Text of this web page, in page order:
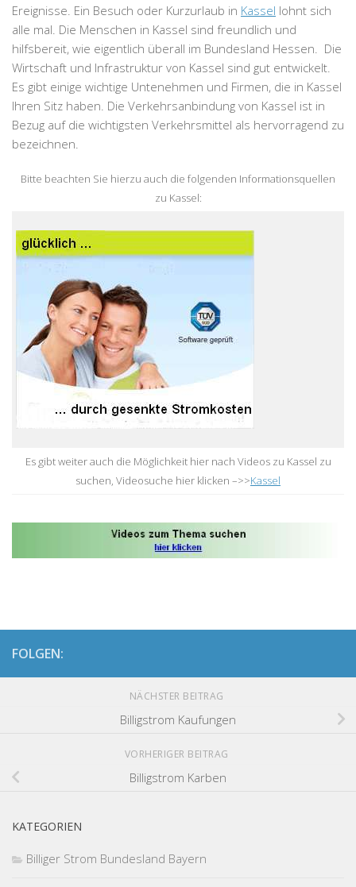
Ereignisse. Ein Besuch oder Kurzurlaub in Kassel lohnt sich
alle mal. Die Menschen in Kassel sind freundlich und
hilfsbereit, wie eigentlich überall im Bundesland Hessen. Die
Wirtschaft und Infrastruktur von Kassel sind gut entwickelt.
Es gibt einige wichtige Untenehmen und Firmen, die in Kassel
Ihren Sitz haben. Die Verkehrsanbindung von Kassel ist in
Bezug auf die wichtigsten Verkehrsmittel als hervorragend zu
bezeichnen.
Bitte beachten Sie hierzu auch die folgenden Informationsquellen
zu Kassel:
Es gibt weiter auch die Möglichkeit hier nach Videos zu Kassel zu
suchen, Videosuche hier klicken –>>Kassel
FOLGEN:
NÄCHSTER BEITRAG
Billigstrom Kaufungen
VORHERIGER BEITRAG
Billigstrom Karben
KATEGORIEN
Billiger Strom Bundesland Bayern